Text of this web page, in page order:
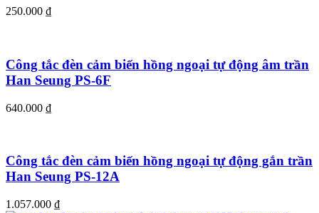
250.000 ₫
Công tắc đèn cảm biến hồng ngoại tự động âm trần
Han Seung PS-6F
640.000 ₫
Công tắc đèn cảm biến hồng ngoại tự động gắn trần
Han Seung PS-12A
1.057.000 ₫